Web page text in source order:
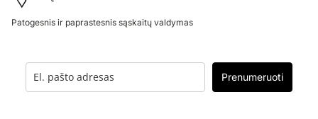
Patogesnis ir paprastesnis sąskaitų valdymas
Prenumeruoti